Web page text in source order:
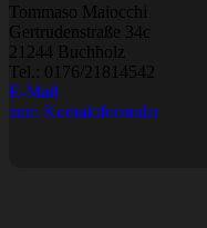
Tommaso Maiocchi
Gertrudenstraße 34c
21244 Buchholz
Tel.: 0176/21814542
E-Mail
zum Kontaktformular